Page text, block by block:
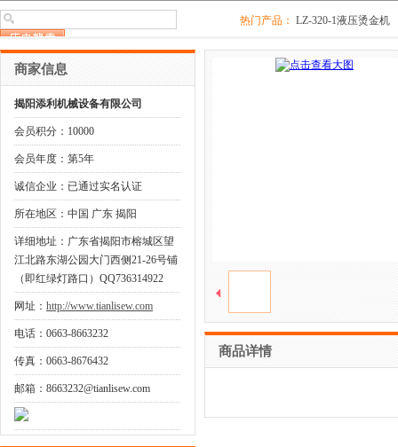
热门产品： LZ-320-1液压烫金机
商家信息
揭阳添利机械设备有限公司
会员积分：10000
会员年度：第5年
诚信企业：已通过实名认证
所在地区：中国 广东 揭阳
详细地址：广东省揭阳市榕城区望
江北路东湖公园大门西侧21-26号铺
（即红绿灯路口）QQ736314922
网址： http://www.tianlisew.com
电话：0663-8663232
传真：0663-8676432
邮箱：8663232@tianlisew.com
商品详情